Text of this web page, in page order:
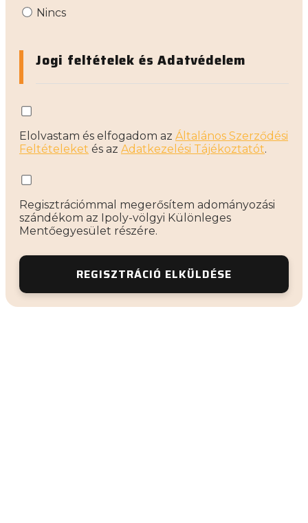
Nincs
Jogi feltételek és Adatvédelem
Elolvastam és elfogadom az Általános Szerződési
Feltételeket és az Adatkezelési Tájékoztatót.
Regisztrációmmal megerősítem adományozási
szándékom az Ipoly-völgyi Különleges
Mentőegyesület részére.
REGISZTRÁCIÓ ELKÜLDÉSE